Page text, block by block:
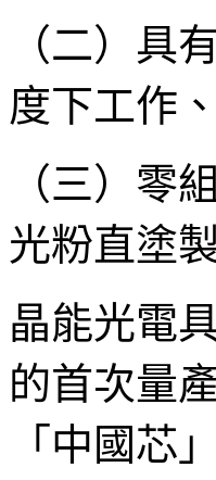
（二）具
度下工作
（三）零
光粉直塗
晶能光電
的首次量
「中國芯